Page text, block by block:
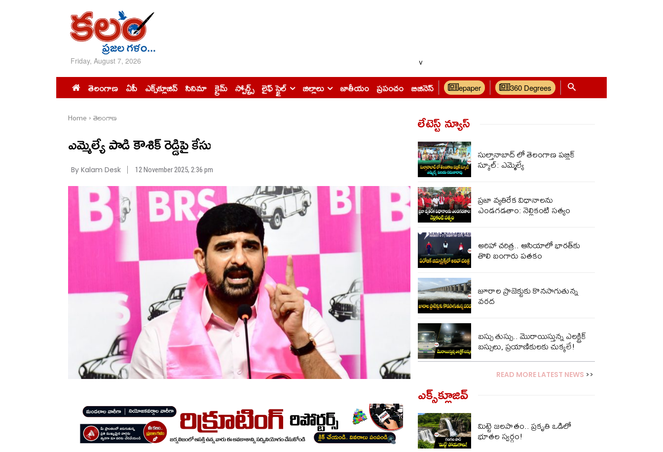
Friday, August 7, 2026 v
తెలంగాణ ఏపీ ఎక్స్‌క్లూజివ్‌ సినిమా క్రైమ్ స్పోర్ట్స్ లైఫ్ స్టైల్ జిల్లాలు జాతీయం ప్రపంచం బిజినెస్ epaper 360 Degrees
Home తెలంగాణ
ఎమ్మెల్యే పాడి కౌశిక్ రెడ్డిపై కేసు
By Kalam Desk 12 November 2025, 2:36 pm
లేటెస్ట్ న్యూస్‌
సుల్తానాబాద్ లో తెలంగాణ పబ్లిక్
స్కూల్: ఎమ్మెల్యే
ప్రజా వ్యతిరేక విధానాలను
ఎండగడతాం: నెల్లికంటి సత్యం
అరిహా చరిత్ర.. ఆసియాలో భారత్‌కు
తొలి బంగారు పతకం
జూరాల ప్రాజెక్టుకు కొనసాగుతున్న
వరద
బస్సు తుస్సు.. మొరాయిస్తున్న ఎలక్ట్రిక్
బస్సులు, ప్రయాణికులకు చుక్కలే!
READ MORE LATEST NEWS >>
ఎక్స్‌క్లూజివ్‌
మిట్టె జలపాతం.. ప్రకృతి ఒడిలో
భూతల స్వర్గం!